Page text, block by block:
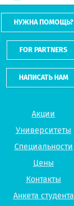
Акции
Университеты
Специальности
Цены
Контакты
Анкета студента
НУЖНА ПОМОЩЬ?
FOR PARTNERS
НАПИСАТЬ НАМ